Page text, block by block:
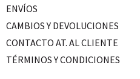
ENVÍOS
CAMBIOS Y DEVOLUCIONES
CONTACTO AT. AL CLIENTE
TÉRMINOS Y CONDICIONES